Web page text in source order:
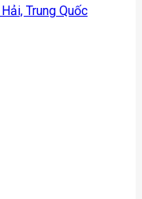
Trung Quốc